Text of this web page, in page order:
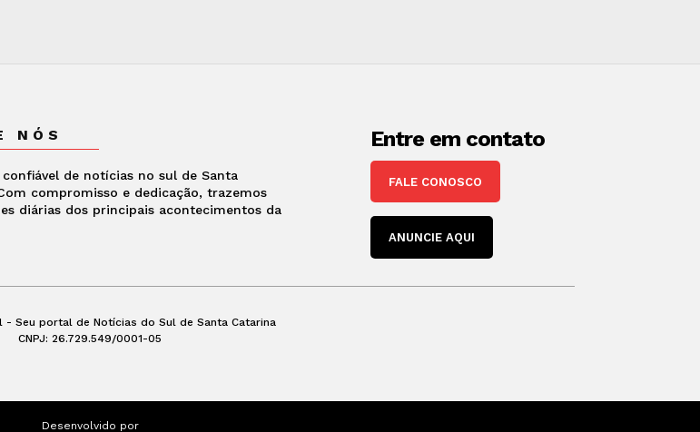
NÓS
de notícias no sul de Santa
compromisso e dedicação, trazemos
diárias dos principais acontecimentos da
Entre em contato
FALE CONOSCO
ANUNCIE AQUI
- Seu portal de Notícias do Sul de Santa Catarina
CNPJ: 26.729.549/0001-05
Desenvolvido por